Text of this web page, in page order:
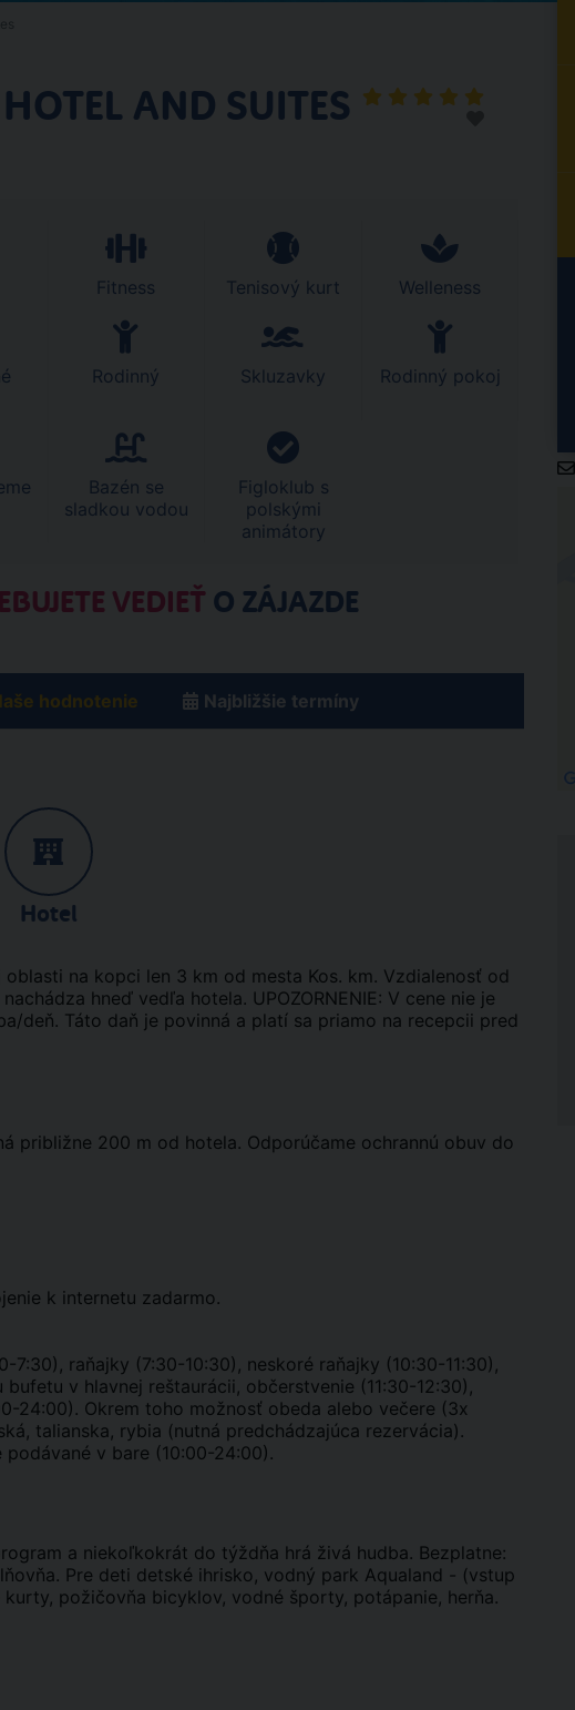
AND SUITES
Fitness Tenisový kurt Welleness
Rodinný Skluzavky Rodinný pokoj
Bazén se
sladkou vodou
Figloklub s
polskými
animátory
VEDIEŤ O ZÁJAZDE
hodnotenie Najbližšie termíny
Hotel
na kopci len 3 km od mesta Kos. km. Vzdialenosť od
hneď vedľa hotela. UPOZORNENIE: V cene nie je
deň. Táto daň je povinná a platí sa priamo na recepcii pred
približne 200 m od hotela. Odporúčame ochrannú obuv do
k internetu zadarmo.
raňajky (7:30-10:30), neskoré raňajky (10:30-11:30),
v hlavnej reštaurácii, občerstvenie (11:30-12:30),
24:00). Okrem toho možnosť obeda alebo večere (3x
talianska, rybia (nutná predchádzajúca rezervácia).
v bare (10:00-24:00).
a niekoľkokrát do týždňa hrá živá hudba. Bezplatne:
Pre deti detské ihrisko, vodný park Aqualand - (vstup
požičovňa bicyklov, vodné športy, potápanie, herňa.